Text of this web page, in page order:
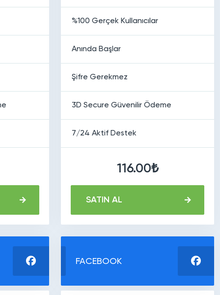
%100 Gerçek Kullanıcılar
Anında Başlar
Şifre Gerekmez
3D Secure Güvenilir Ödeme
7/24 Aktif Destek
116.00₺
SATIN AL
FACEBOOK